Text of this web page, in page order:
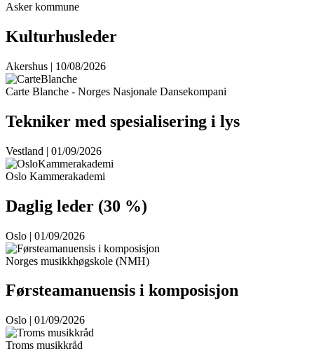
Asker kommune
Kulturhusleder
Akershus | 10/08/2026
Carte Blanche - Norges Nasjonale Dansekompani
Tekniker med spesialisering i lys
Vestland | 01/09/2026
Oslo Kammerakademi
Daglig leder (30 %)
Oslo | 01/09/2026
Norges musikkhøgskole (NMH)
Førsteamanuensis i komposisjon
Oslo | 01/09/2026
Troms musikkråd